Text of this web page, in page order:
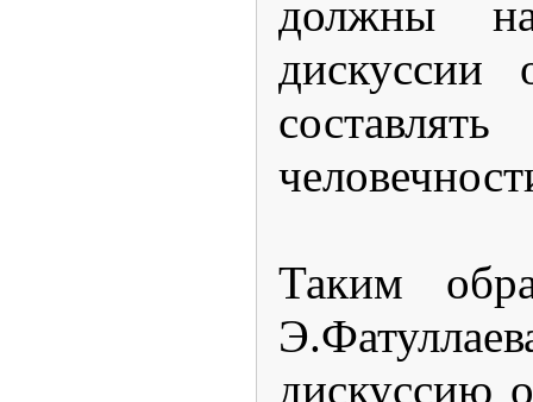
должны
Таким
дискуссию